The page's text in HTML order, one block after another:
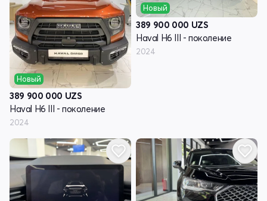
Новый
389 900 000 UZS
Haval H6 III - поколение
2024
Новый
389 900 000 UZS
Haval H6 III - поколение
2024